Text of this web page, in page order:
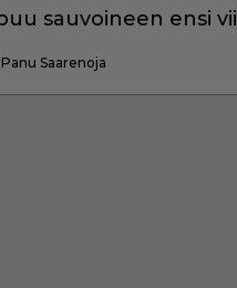
sauvoineen ensi
Panu Saarenoja